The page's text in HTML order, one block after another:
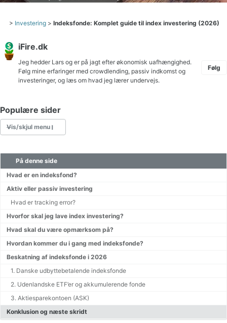
> Investering > Indeksfonde: Komplet guide til index investering (2026)
iFire.dk
Jeg hedder Lars og er på jagt efter økonomisk uafhængighed.
Følg mine erfaringer med crowdlending, passiv indkomst og
investeringer, og læs om hvad jeg lærer undervejs.
Følg
Populære sider
Vis/skjul menu
Skat af aktier lagerbeskatning eller realisationsbeskatning
Crowdlending Danmark
Renters rente beregner
På denne side
Hvad er en indeksfond?
Aktiv eller passiv investering
Hvad er tracking error?
Hvorfor skal jeg lave index investering?
Hvad skal du være opmærksom på?
Hvordan kommer du i gang med indeksfonde?
Beskatning af indeksfonde i 2026
1. Danske udbyttebetalende indeksfonde
2. Udenlandske ETF’er og akkumulerende fonde
3. Aktiesparekontoen (ASK)
Konklusion og næste skridt